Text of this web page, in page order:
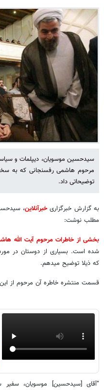
سیدحسین موسویان، دیپلمات و
مرحوم هاشمی رفسنجانی که به
توضیحاتی داد.
به گزارش خبرگزاریخبرآنلاین،
مطلب نوشت:
بخشی از خاطرات مرحوم آیت الله هاشمی
شده است. بسیاری از دوستان در
که ذیلا توضیح میدهم.
قسمت منتشره خاطره آن مرحوم از
“آقای [سیدحسین] موسویان، سفیر